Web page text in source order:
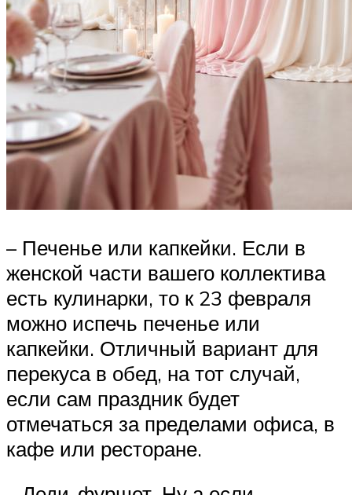
– Печенье или капкейки. Если в
женской части вашего коллектива
есть кулинарки, то к 23 февраля
можно испечь печенье или
капкейки. Отличный вариант для
перекуса в обед, на тот случай,
если сам праздник будет
отмечаться за пределами офиса, в
кафе или ресторане.